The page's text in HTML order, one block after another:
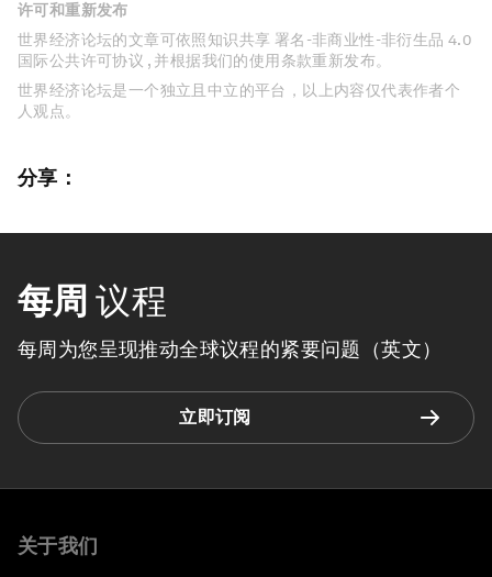
许可和重新发布
世界经济论坛的文章可依照知识共享 署名-非商业性-非衍生品 4.0
国际公共许可协议 , 并根据我们的使用条款重新发布。
世界经济论坛是一个独立且中立的平台，以上内容仅代表作者个
人观点。
分享：
每周 议程
每周为您呈现推动全球议程的紧要问题（英文）
立即订阅
关于我们